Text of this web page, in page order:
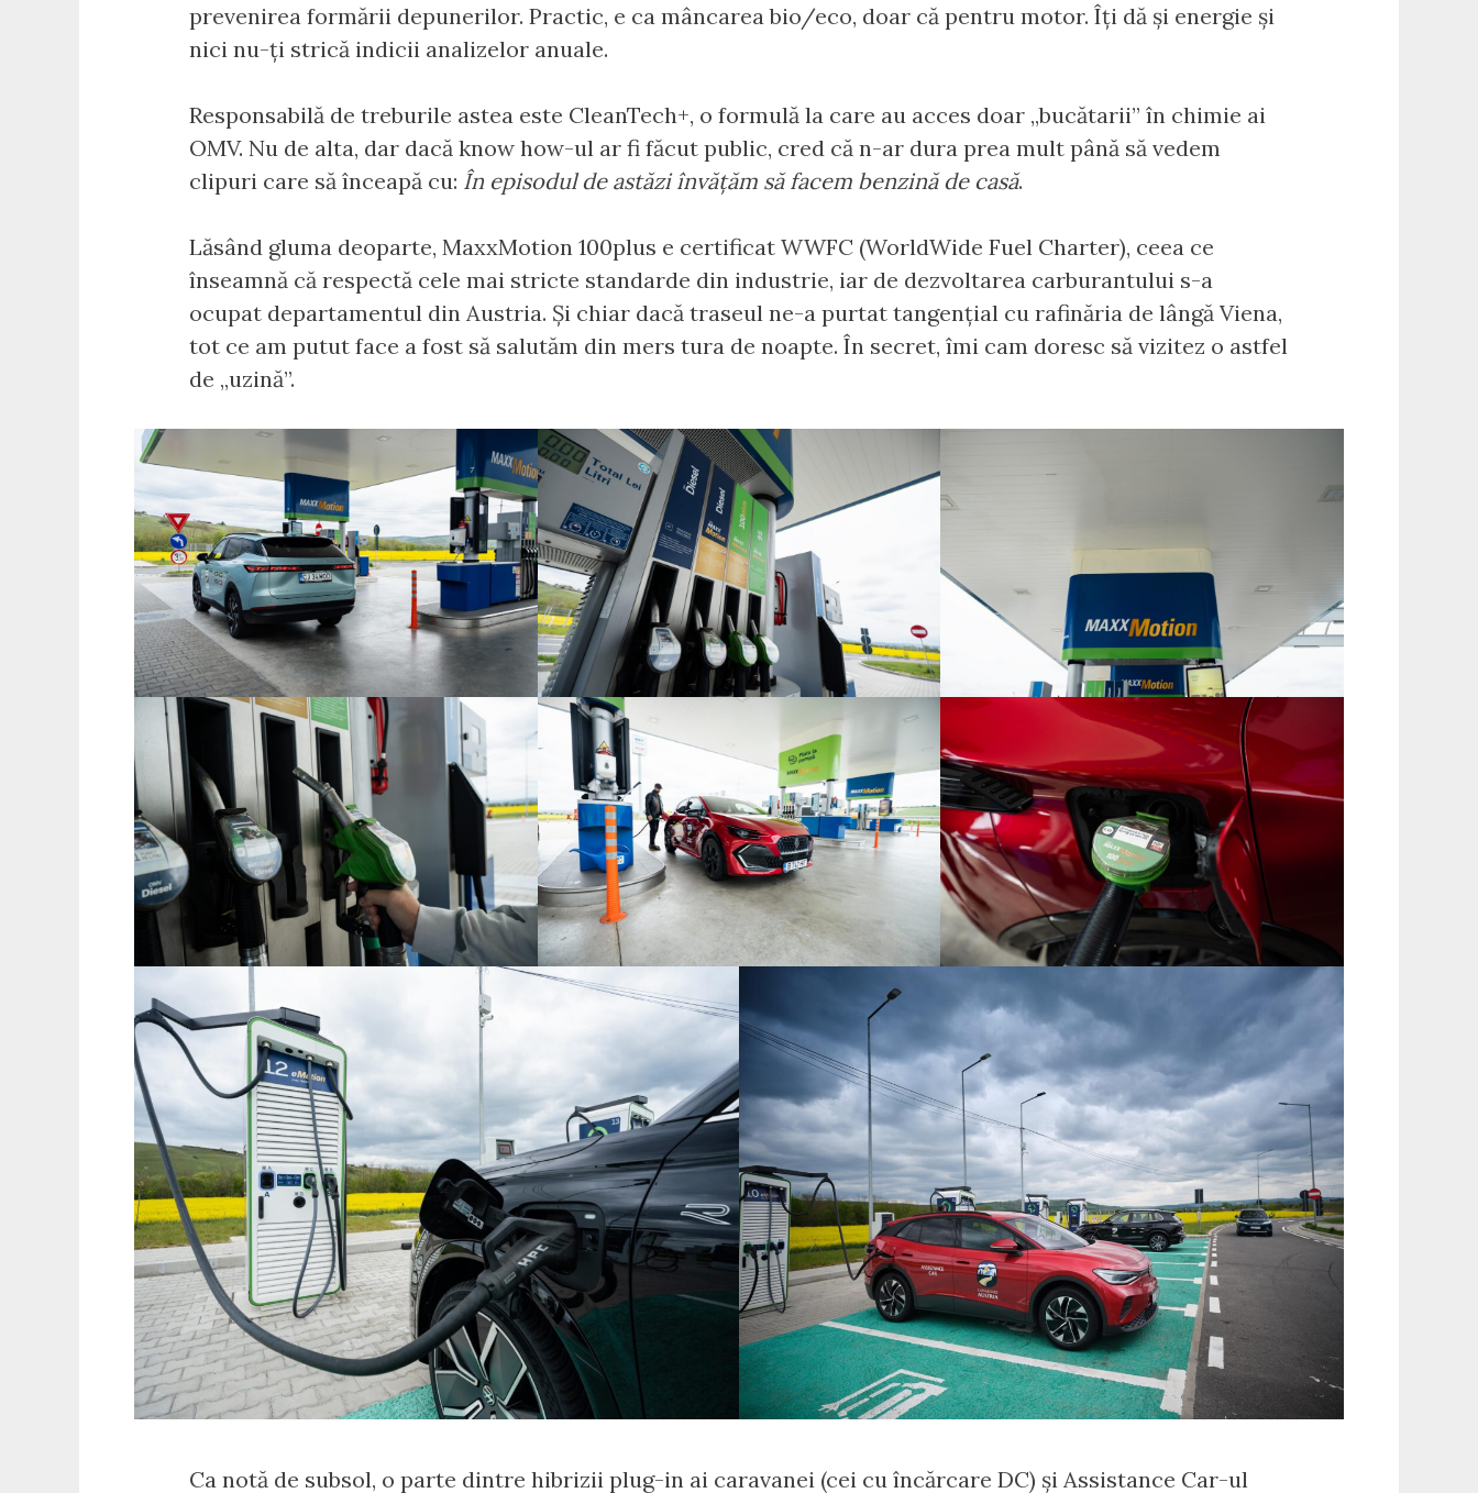
prevenirea formării depunerilor. Practic, e ca mâncarea bio/eco, doar că pentru motor. Îți dă și energie și
nici nu-ți strică indicii analizelor anuale.
Responsabilă de treburile astea este CleanTech+, o formulă la care au acces doar „bucătarii” în chimie ai
OMV. Nu de alta, dar dacă know how-ul ar fi făcut public, cred că n-ar dura prea mult până să vedem
clipuri care să înceapă cu: În episodul de astăzi învățăm să facem benzină de casă.
Lăsând gluma deoparte, MaxxMotion 100plus e certificat WWFC (WorldWide Fuel Charter), ceea ce
înseamnă că respectă cele mai stricte standarde din industrie, iar de dezvoltarea carburantului s-a
ocupat departamentul din Austria. Și chiar dacă traseul ne-a purtat tangențial cu rafinăria de lângă Viena,
tot ce am putut face a fost să salutăm din mers tura de noapte. În secret, îmi cam doresc să vizitez o astfel
de „uzină”.
Ca notă de subsol, o parte dintre hibrizii plug-in ai caravanei (cei cu încărcare DC) și Assistance Car-ul